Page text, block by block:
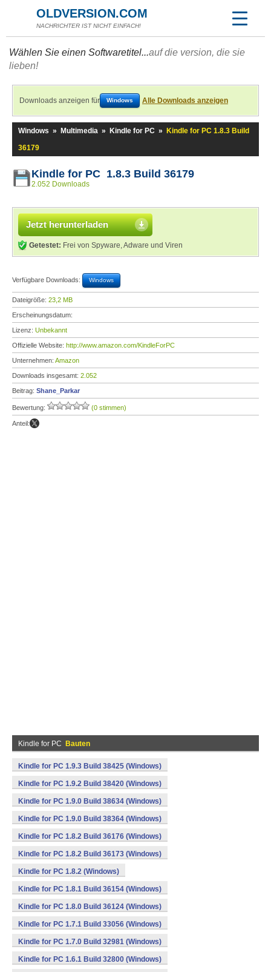
OLDVERSION.COM
NACHRICHTER IST NICHT EINFACH!
Wählen Sie einen Softwaretitel...auf die version, die sie
lieben!
Downloads anzeigen für Windows Alle Downloads anzeigen
Windows » Multimedia » Kindle for PC »
Kindle for PC 1.8.3 Build
36179
Kindle for PC 1.8.3 Build 36179
2.052 Downloads
Jetzt herunterladen
Getestet: Frei von Spyware, Adware und Viren
Verfügbare Downloads: Windows
Dateigröße: 23,2 MB
Erscheinungsdatum:
Lizenz: Unbekannt
Offizielle Website: http://www.amazon.com/KindleForPC
Unternehmen: Amazon
Downloads insgesamt: 2.052
Beitrag: Shane_Parkar
Bewertung: (0 stimmen)
Anteil:
Kindle for PC Bauten
Kindle for PC 1.9.3 Build 38425 (Windows)
Kindle for PC 1.9.2 Build 38420 (Windows)
Kindle for PC 1.9.0 Build 38634 (Windows)
Kindle for PC 1.9.0 Build 38364 (Windows)
Kindle for PC 1.8.2 Build 36176 (Windows)
Kindle for PC 1.8.2 Build 36173 (Windows)
Kindle for PC 1.8.2 (Windows)
Kindle for PC 1.8.1 Build 36154 (Windows)
Kindle for PC 1.8.0 Build 36124 (Windows)
Kindle for PC 1.7.1 Build 33056 (Windows)
Kindle for PC 1.7.0 Build 32981 (Windows)
Kindle for PC 1.6.1 Build 32800 (Windows)